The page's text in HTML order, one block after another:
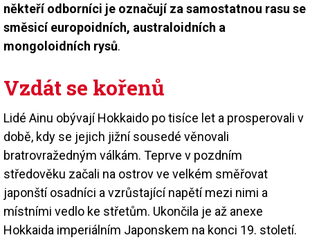
někteří odborníci je označují za samostatnou rasu se
směsicí europoidních, australoidních a
mongoloidních rysů.
Vzdát se kořenů
Lidé Ainu obývají Hokkaido po tisíce let a prosperovali v
době, kdy se jejich jižní sousedé věnovali
bratrovražedným válkám. Teprve v pozdním
středověku začali na ostrov ve velkém směřovat
japonští osadníci a vzrůstající napětí mezi nimi a
místními vedlo ke střetům. Ukončila je až anexe
Hokkaida imperiálním Japonskem na konci 19. století.